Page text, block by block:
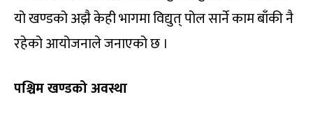
यो खण्डको अझै केही भागमा विद्युत् पोल सार्ने काम बाँकी नै
रहेको आयोजनाले जनाएको छ ।
पश्चिम खण्डको अवस्था